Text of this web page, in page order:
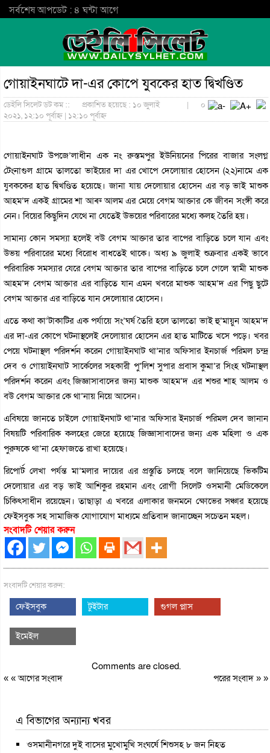
সর্বশেষ আপডেট : ৪ ঘন্টা আগে
গোয়াইনঘাটে দা-এর কোপে যুবকের হাত দ্বিখণ্ডিত
ডেইলি সিলেট ডট কম ::
প্রকাশিত হয়েছে : ১০ জুলাই
২০২১, ১২:১০ পূর্বাহ্ন | ১২:১০ পূর্বাহ্ন
| ০
গোয়াইনঘাট উপজে’লাধীন এক নং রুস্তমপুর ইউনিয়নের পিরের বাজার সংলগ্ন
টেংনাগুল গ্রামে তালতো ভাইয়ের দা এর খোপে দেলোয়ার হোসেন (২২)নামে এক
যুবককের হাত দ্বিখণ্ডিত হয়েছে। জানা যায় দেলোয়ার হোসেন এর বড় ভাই মাশুক
আহম’দ একই গ্রামের শা আৰু আলম এর মেয়ে বেগম আক্তার কে জীবন সংঙ্গী করে
নেন। বিয়ের কিছুদিন যেথে না যেতেই উভয়ের পরিবারের মধ্যে কলহ তৈরি হয়।
সামান্য কোন সমস্যা হলেই বউ বেগম আক্তার তার বাপের বাড়িতে চলে যান এবং
উভয় পরিবারের মধ্যে বিরোধ বাধতেই থাকে। অধ্য ৯ জুলাই শুক্রবার একই ভাবে
পরিবারিক সমস্যার যেরে বেগম আক্তার তার বাপের বাড়িতে চলে গেলে স্বামী মাশুক
আহম’দ বেগম আক্তার এর বাড়িতে যান এমন খবরে মাশুক আহম’দ এর পিছু ছুটে
বেগম আক্তার এর বাড়িতে যান দেলোয়ার হোসেন।
এতে কথা কা’টাকাটির এক পর্যায়ে সং’ঘর্ষ তৈরি হলে তালতো ভাই হু’মায়ুন আহম’দ
এর দা-এর কোপে ঘটনাস্থলেই দেলোয়ার হোসেন এর হাত মাটিতে খসে পড়ে। খবর
পেয়ে ঘটনাস্থল পরিদর্শন করেন গোয়াইনঘাট থা’নার অফিসার ইনচার্জ পরিমল চন্দ্র
দেব ও গোয়াইনঘাট সার্কেলের সহকারী পু’লিশ সুপার প্রবাস কুমা’র সিংহ ঘটনাস্থল
পরিদর্শন করেন এবং জিজ্ঞাসাবাদের জন্য মাশুক আহম’দ এর শশুর শাহ আলম ও
বউ বেগম আক্তার কে থা’নায় নিয়ে আসেন।
এবিষয়ে জানতে চাইলে গোয়াইনঘাট থা’নার অফিসার ইনচার্জ পরিমল দেব জানান
বিষয়টি পরিবারিক কলহের জেরে হয়েছে জিজ্ঞাসাবাদের জন্য এক মহিলা ও এক
পুরুষকে থা’না হেফাজতে রাখা হয়েছে।
রিপোর্ট লেখা পর্যন্ত মা’মলার দায়ের এর প্রস্তুতি চলছে বলে জানিয়েছে ভিকটিম
দেলোয়ার এর বড় ভাই আশিকুর রহমান এবং রোগী সিলেট ওসমানী মেডিকেলে
চিকিৎসাধীন রয়েছেন। তাছাড়া এ খবরে এলাকার জনমনে ক্ষোভের সঞ্চার হয়েছে
ফেইসবুক সহ সামাজিক যোগাযোগ মাধ্যমে প্রতিবাদ জানাচ্ছেন সচেতন মহল।
সংবাদটি শেয়ার করুন
সংবাদটি শেয়ার করুন:
ফেইসবুক টুইটার গুগল প্লাস
ইমেইল
Comments are closed.
« «আগের সংবাদ পরের সংবাদ» »
এ বিভাগের অন্যান্য খবর
ওসমানীনগরে দুই বাসের মুখোমুখি সংঘর্ষে শিশুসহ ৮ জন নিহত